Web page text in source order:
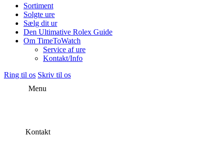
Sortiment
Solgte ure
Sælg dit ur
Den Ultimative Rolex Guide
Om TimeToWatch
Service af ure
Kontakt/Info
Ring til os Skriv til os
Menu
Kontakt